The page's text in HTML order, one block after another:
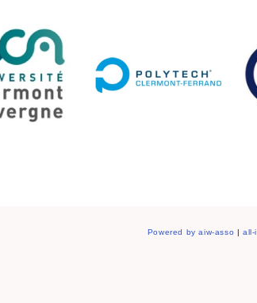
Powered by aiw-asso all-